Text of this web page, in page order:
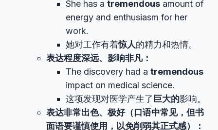
She has a tremendous amount of
energy and enthusiasm for her
work.
她对工作有着惊人的精力和热情。
表达程度深远、影响非凡：
The discovery had a tremendous
impact on medical science.
这项发现对医学产生了 巨大的影响。
表达非常出色、极好（口语中常见，但书
面语要谨慎使用，以免削弱其正式感）：